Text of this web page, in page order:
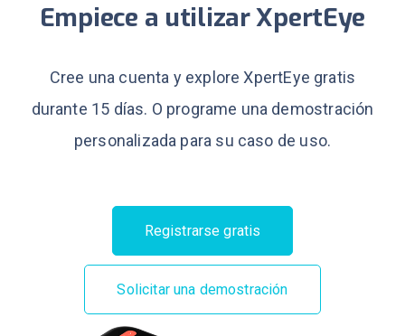
Empiece a utilizar XpertEye
Cree una cuenta y explore XpertEye gratis
durante 15 días. O programe una demostración
personalizada para su caso de uso.
Registrarse gratis
Solicitar una demostración